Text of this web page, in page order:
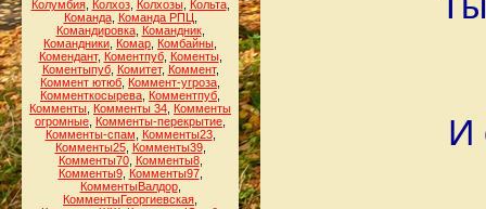
Колумбия, Колхоз, Колхозы, Кольта,
Команда, Команда РПЦ
Командировка, Командник,
Командники Комар Комбайны
Комендант, Коментпуб, Коменты,
Коментыпуб, Комитет, Коммент,
Коммент ютюб Коммент-угроза
Комменткосырева Комментпуб
Комменты Комменты 34 Комменты
огромные Комменты-перекрытие
Комменты-спам
Комменты23,
Комменты25, Комменты39,
Комменты70, Комменты8,
Комменты9, Комменты97,
КомментыВалдор,
КомментыГеоргиевская
И